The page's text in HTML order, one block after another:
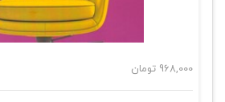
968,000 تومان